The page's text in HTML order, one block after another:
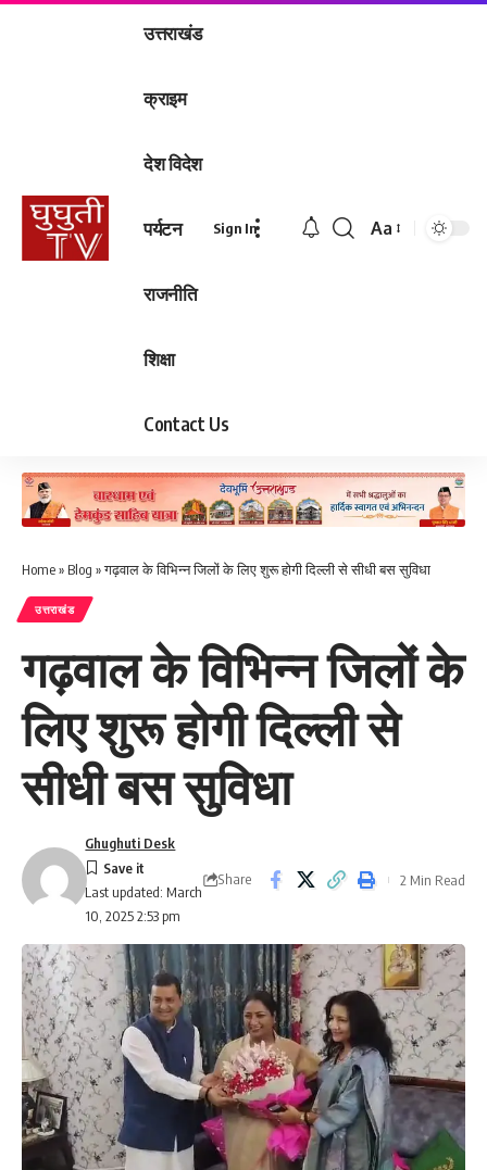
उत्तराखंड
क्राइम
देश विदेश
पर्यटन
राजनीति
शिक्षा
Contact Us
Sign In
Font
Aa
Home» Blog »गढ़वाल के विभिन्न जिलों के लिए शुरू होगी दिल्ली से सीधी बस सुविधा
उत्तराखंड
गढ़वाल के विभिन्न जिलों के
लिए शुरू होगी दिल्ली से
सीधी बस सुविधा
Last updated: March
10, 2025 2:53 pm
Ghughuti Desk
Share 2 Min Read